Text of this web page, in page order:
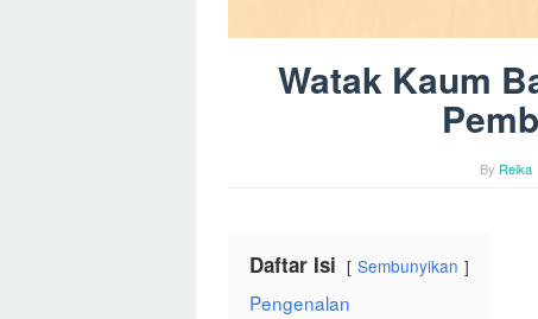
Watak Kaum
By Reika
Daftar Isi Sembunyikan
Pengenalan